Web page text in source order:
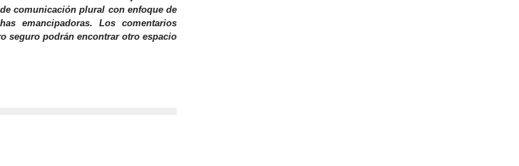
comunicación plural con enfoque de
emancipadoras. Los comentarios
seguro podrán encontrar otro espacio